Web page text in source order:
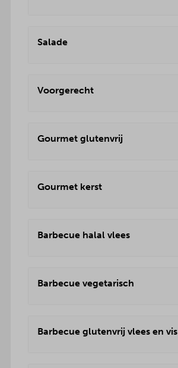
Salade
Voorgerecht
Gourmet glutenvrij
Gourmet kerst
Barbecue halal vlees
Barbecue vegetarisch
Barbecue glutenvrij vlees en vis